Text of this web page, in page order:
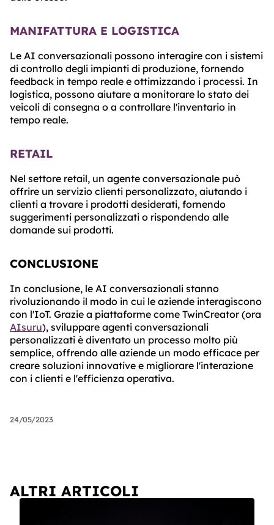
MANIFATTURA E LOGISTICA
Le AI conversazionali possono interagire con i sistemi
di controllo degli impianti di produzione, fornendo
feedback in tempo reale e ottimizzando i processi. In
logistica, possono aiutare a monitorare lo stato dei
veicoli di consegna o a controllare l'inventario in
tempo reale.
RETAIL
Nel settore retail, un agente conversazionale può
offrire un servizio clienti personalizzato, aiutando i
clienti a trovare i prodotti desiderati, fornendo
suggerimenti personalizzati o rispondendo alle
domande sui prodotti.
CONCLUSIONE
In conclusione, le AI conversazionali stanno
rivoluzionando il modo in cui le aziende interagiscono
con l'IoT. Grazie a piattaforme come TwinCreator (ora
AIsuru), sviluppare agenti conversazionali
personalizzati è diventato un processo molto più
semplice, offrendo alle aziende un modo efficace per
creare soluzioni innovative e migliorare l'interazione
con i clienti e l'efficienza operativa.
24/05/2023
ALTRI ARTICOLI